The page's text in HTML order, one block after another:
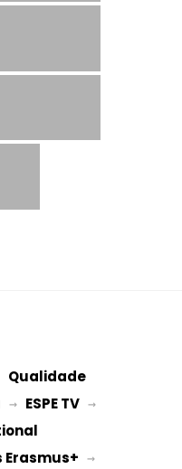
Qualidade
→ ESPE TV
Erasmus+